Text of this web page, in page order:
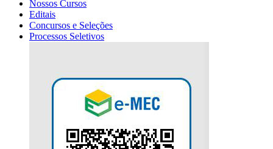
Nossos Cursos
Editais
Concursos e Seleções
Processos Seletivos